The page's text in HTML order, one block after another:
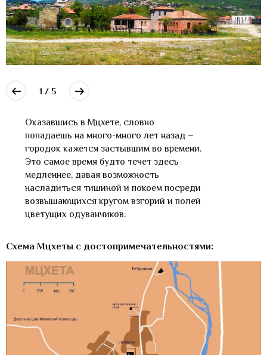
1 / 5
Оказавшись в Мцхете, словно
попадаешь на много-много лет назад –
городок кажется застывшим во времени.
Это самое время будто течет здесь
медленнее, давая возможность
насладиться тишиной и покоем посреди
возвышающихся кругом взгорий и полей
цветущих одуванчиков.
Схема Мцхеты с достопримечательностями: